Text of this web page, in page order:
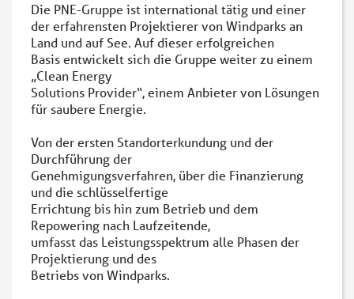
Die PNE-Gruppe ist international tätig und einer
der erfahrensten Projektierer von Windparks an
Land und auf See. Auf dieser erfolgreichen
Basis entwickelt sich die Gruppe weiter zu einem
„Clean Energy
Solutions Provider“, einem Anbieter von Lösungen
für saubere Energie.
Von der ersten Standorterkundung und der
Durchführung der
Genehmigungsverfahren, über die Finanzierung
und die schlüsselfertige
Errichtung bis hin zum Betrieb und dem
Repowering nach Laufzeitende,
umfasst das Leistungsspektrum alle Phasen der
Projektierung und des
Betriebs von Windparks.